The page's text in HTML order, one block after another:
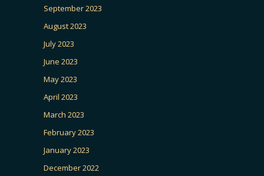
September 2023
August 2023
July 2023
June 2023
May 2023
April 2023
March 2023
February 2023
January 2023
December 2022